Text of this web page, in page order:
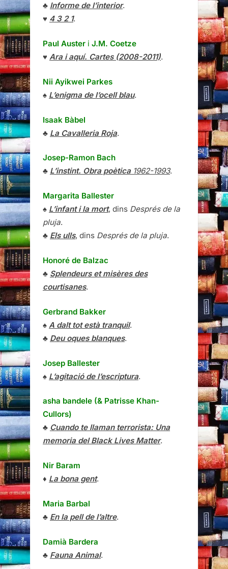
♣ Informe de l’interior.
♥ 4 3 2 1.
Paul Auster i J.M. Coetze
♥ Ara i aquí. Cartes (2008-2011).
Nii Ayikwei Parkes
♠ L’enigma de l’ocell blau.
Isaak Bàbel
♣ La Cavalleria Roja.
Josep-Ramon Bach
♣ L’instint. Obra poètica1962-1993.
Margarita Ballester
♠ L’infant i la mort, dins Després de la
pluja.
♣ Els ulls, dins Després de la pluja.
Honoré de Balzac
♣ Splendeurs et misères des
courtisanes.
Gerbrand Bakker
♠ A dalt tot està tranquil.
♣ Deu oques blanques.
Josep Ballester
♠ L’agitació de l’escriptura.
asha bandele (& Patrisse Khan-
Cullors)
♣ Cuando te llaman terrorista: Una
memoria del Black Lives Matter.
Nir Baram
♦ La bona gent.
Maria Barbal
♣ En la pell de l’altre.
Damià Bardera
♣ Fauna Animal.